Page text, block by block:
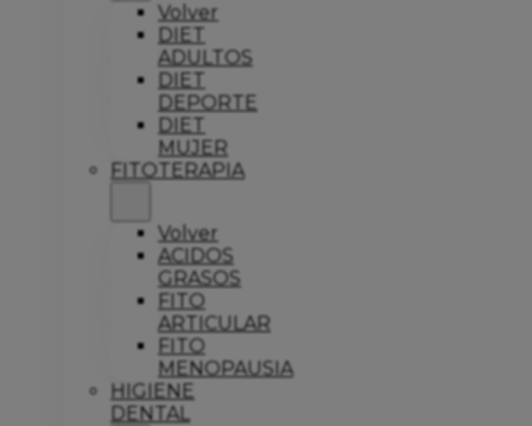
Volver
DIET
ADULTOS
DIET
DEPORTE
DIET
MUJER
FITOTERAPIA
Volver
ACIDOS
GRASOS
FITO
ARTICULAR
FITO
MENOPAUSIA
HIGIENE
DENTAL